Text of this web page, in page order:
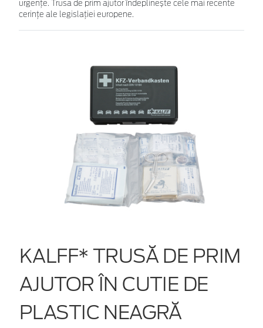
urgențe. Trusa de prim ajutor îndeplinește cele mai recente
cerințe ale legislației europene.
KALFF* TRUSĂ DE PRIM
AJUTOR ÎN CUTIE DE
PLASTIC NEAGRĂ